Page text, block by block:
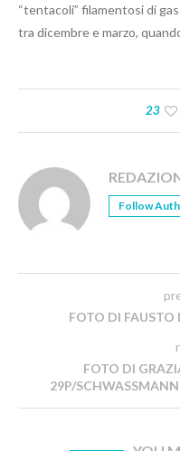
“tentacoli” filamentosi di
tra dicembre e marzo,
23
Follow
FOTO DI FAUSTO
FOTO DI
29P/